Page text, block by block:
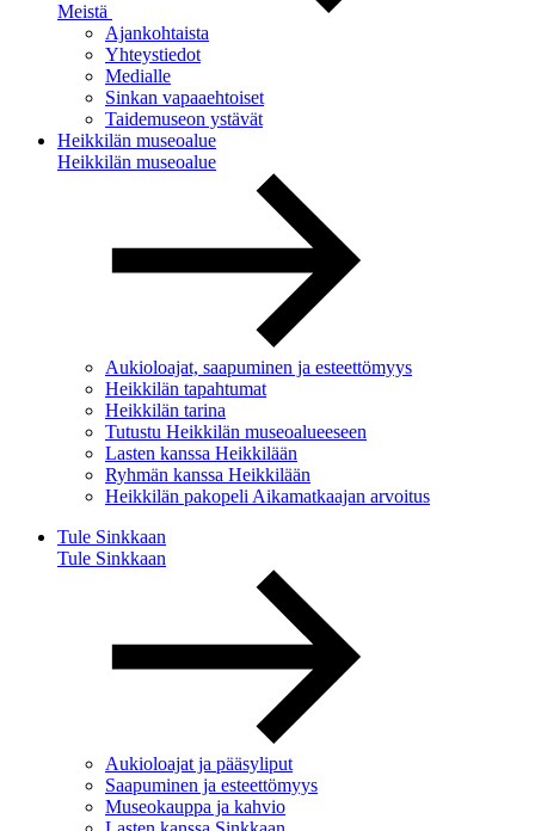
Meistä
Ajankohtaista
Yhteystiedot
Medialle
Sinkan vapaaehtoiset
Taidemuseon ystävät
Heikkilän museoalue
Heikkilän museoalue
Aukioloajat, saapuminen ja esteettömyys
Heikkilän tapahtumat
Heikkilän tarina
Tutustu Heikkilän museoalueeseen
Lasten kanssa Heikkilään
Ryhmän kanssa Heikkilään
Heikkilän pakopeli Aikamatkaajan arvoitus
Tule Sinkkaan
Tule Sinkkaan
Aukioloajat ja pääsyliput
Saapuminen ja esteettömyys
Museokauppa ja kahvio